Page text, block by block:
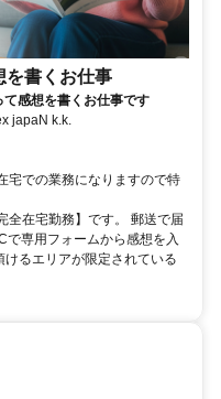
を書くお仕事
て感想を書くお仕事です
japaN k.k.
宅での業務になりますので特
在宅勤務】です。 郵送で届
で専用フォームから感想を入
るエリアが限定されている